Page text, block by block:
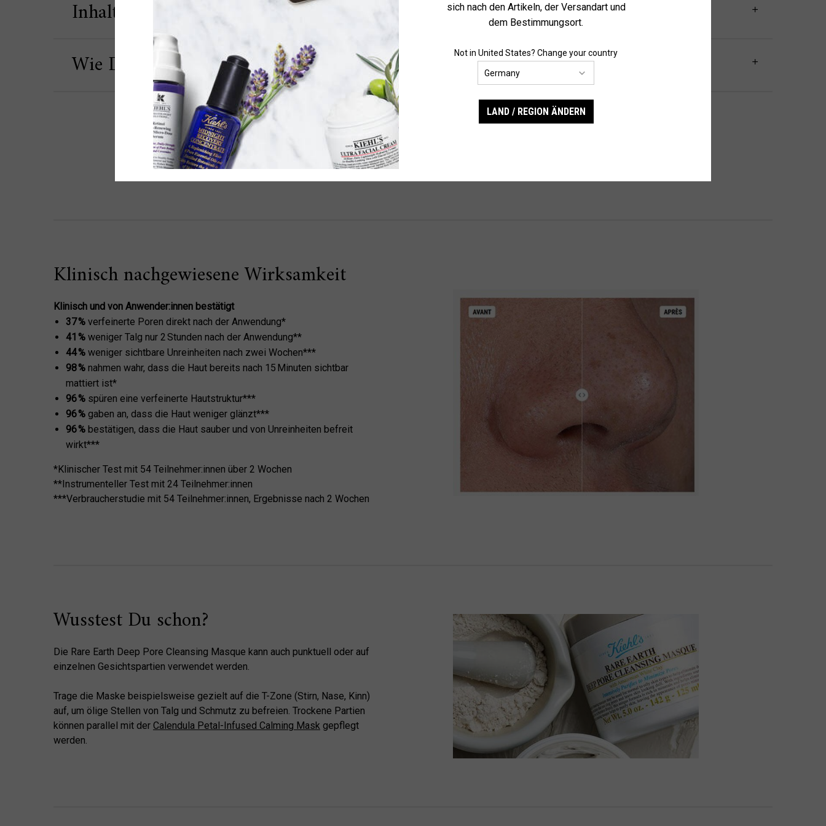
Inhaltsstoffe
Wie Du es anwendest
Sicherheitsinformationen
Bei Augenkontakt die Augen umgehend und gründlich mit klarem Wasser ausspülen.
Klinisch nachgewiesene Wirksamkeit
Klinisch und von Anwender:innen bestätigt
37 % verfeinerte Poren direkt nach der Anwendung*
41 % weniger Talg nur 2 Stunden nach der Anwendung**
44 % weniger sichtbare Unreinheiten nach zwei Wochen***
98 % nahmen wahr, dass die Haut bereits nach 15 Minuten sichtbar
mattiert ist*
96 % spüren eine verfeinerte Hautstruktur***
96 % gaben an, dass die Haut weniger glänzt***
96 % bestätigen, dass die Haut sauber und von Unreinheiten befreit
wirkt***
*Klinischer Test mit 54 Teilnehmer:innen über 2 Wochen
**Instrumenteller Test mit 24 Teilnehmer:innen
***Verbraucherstudie mit 54 Teilnehmer:innen, Ergebnisse nach 2 Wochen
Wusstest Du schon?
Die Rare Earth Deep Pore Cleansing Masque kann auch punktuell oder auf
einzelnen Gesichtspartien verwendet werden.
Trage die Maske beispielsweise gezielt auf die T-Zone (Stirn, Nase, Kinn)
auf, um ölige Stellen von Talg und Schmutz zu befreien. Trockene Partien
können parallel mit der Calendula Petal-Infused Calming Mask gepflegt
werden.
sich nach den Artikeln, der Versandart und
dem Bestimmungsort.
Not in United States? Change your country
LAND / REGION ÄNDERN